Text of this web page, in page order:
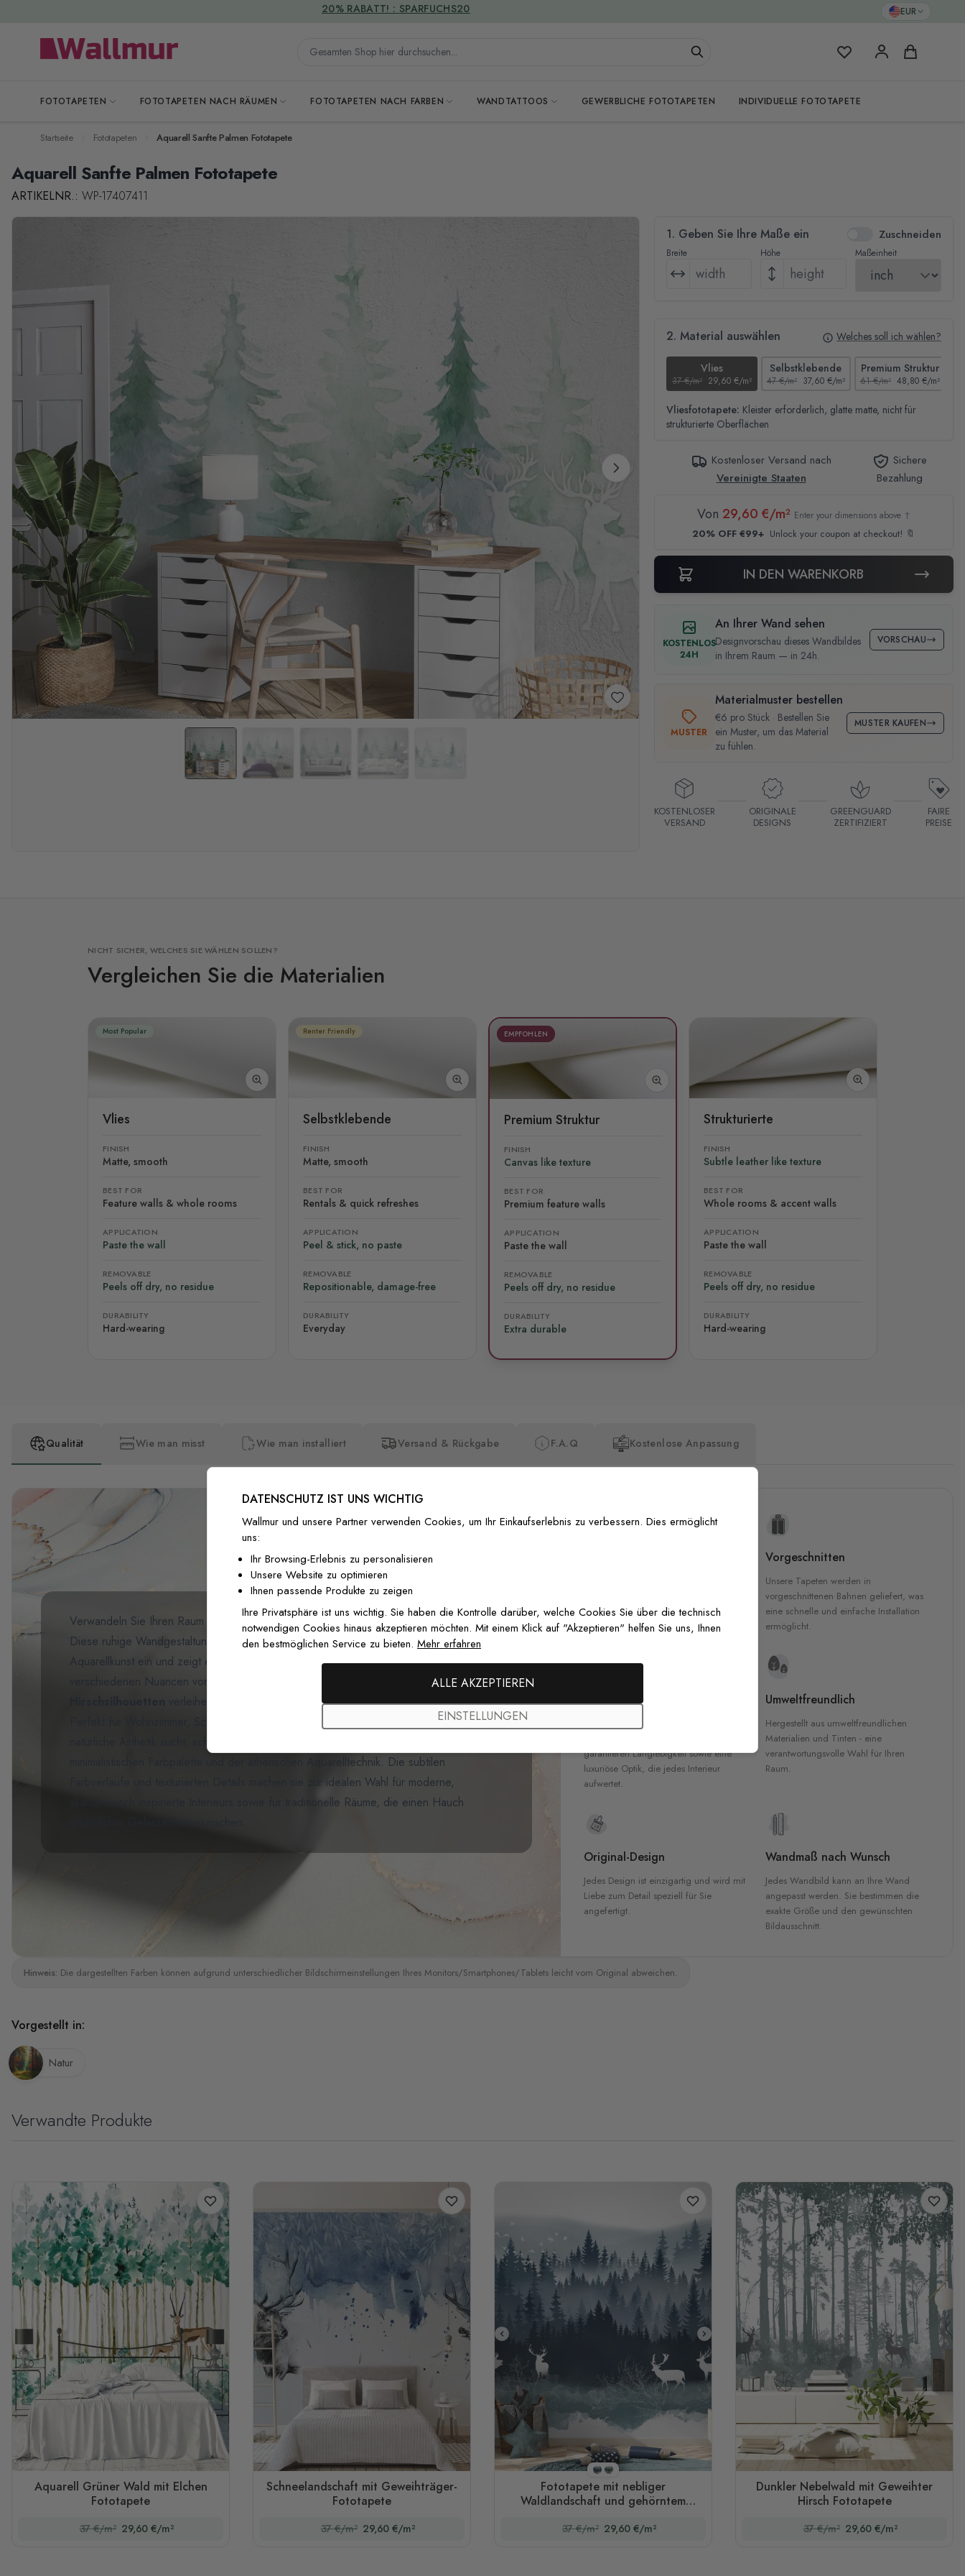
EUR
Gesamten Shop hier durchsuchen... Meine FavoritenWarenkorb
FOTOTAPETEN FOTOTAPETEN NACH RÄUMEN FOTOTAPETEN NACH FARBEN WANDTATTOOS GEWERBLICHE FOTOTAPETEN INDIVIDUELLE FOTOTAPETE
VERSANDKOSTENFREI
Startseite Fototapeten Aquarell Sanfte Palmen Fototapete
Aquarell Sanfte Palmen Fototapete
ARTIKELNR.: WP-17407411
1. Geben Sie Ihre Maße ein Zuschneiden
Breite Höhe Maßeinheit
2. Material auswählen Welches soll ich wählen?
Vlies
37 €/m² 29,60 €/m²
Selbstklebende
47 €/m² 37,60 €/m²
Premium Struktur
61 €/m² 48,80 €/m²
Vliesfototapete: Kleister erforderlich, glatte matte, nicht für
strukturierte Oberflächen
Kostenloser Versand nach
Vereinigte Staaten
Sichere
Bezahlung
Von 29,60 €/m² Enter your dimensions above ↑
20% OFF €99+ Unlock your coupon at checkout! 🔖
IN DEN WARENKORB
KOSTENLOS
24H
An Ihrer Wand sehen
Designvorschau dieses Wandbildes
in Ihrem Raum — in 24h.
VORSCHAU
MUSTER
Materialmuster bestellen
€6 pro Stück · Bestellen Sie
ein Muster, um das Material
zu fühlen.
MUSTER KAUFEN
KOSTENLOSER
VERSAND
ORIGINALE
DESIGNS
GREENGUARD
ZERTIFIZIERT
FAIRE
PREISE
NICHT SICHER, WELCHES SIE WÄHLEN SOLLEN?
Vergleichen Sie die Materialien
Most Popular
Vlies
FINISH
Matte, smooth
BEST FOR
Feature walls & whole rooms
APPLICATION
Paste the wall
REMOVABLE
Peels off dry, no residue
DURABILITY
Hard-wearing
Renter Friendly
Selbstklebende
FINISH
Matte, smooth
BEST FOR
Rentals & quick refreshes
APPLICATION
Peel & stick, no paste
REMOVABLE
Repositionable, damage-free
DURABILITY
Everyday
EMPFOHLEN
Premium Struktur
FINISH
Canvas like texture
BEST FOR
Premium feature walls
APPLICATION
Paste the wall
REMOVABLE
Peels off dry, no residue
DURABILITY
Extra durable
Strukturierte
FINISH
Subtle leather like texture
BEST FOR
Whole rooms & accent walls
APPLICATION
Paste the wall
REMOVABLE
Peels off dry, no residue
DURABILITY
Hard-wearing
Qualität Wie man misst Wie man installiert Versand & Rückgabe F.A.Q Kostenlose Anpassung
Verwandeln Sie Ihren Raum mit unserer Fototapete Aquarell-Winterkiefernwald.
Diese ruhige Wandgestaltung fängt die stille Magie eines Winterwaldes durch zarte
Aquarellkunst ein und zeigt eine verträumte Sammlung von immergrünen Kiefern in
verschiedenen Nuancen von sanftem Salbei- und Nebelgrün. Zwei anmutige weiße
verleihen der friedlichen Waldszene einen Hauch von Zauber.
Perfekt für Wohnzimmer, Schlafzimmer oder jeden Raum, der eine beruhigende,
minimalistischen Farbpalette und der ätherischen Aquarelltechnik. Die subtilen
Farbverläufe und texturierten Details machen sie zur idealen Wahl für moderne,
skandinavisch inspirierte Interieurs sowie für traditionelle Räume, die einen Hauch
zertifizierten Tinten für garantierte
Sicherheit in Innenräumen.
Vorgeschnitten
Unsere Tapeten werden in
vorgeschnittenen Bahnen geliefert, was
eine schnelle und einfache Installation
ermöglicht.
Hochwertige Materialien
garantieren Langlebigkeit sowie eine
luxuriöse Optik, die jedes Interieur
aufwertet.
Umweltfreundlich
Hergestellt aus umweltfreundlichen
Materialien und Tinten - eine
verantwortungsvolle Wahl für Ihren
Raum.
Original-Design
Jedes Design ist einzigartig und wird mit
Liebe zum Detail speziell für Sie
angefertigt.
Wandmaß nach Wunsch
Jedes Wandbild kann an Ihre Wand
angepasst werden. Sie bestimmen die
exakte Größe und den gewünschten
Bildausschnitt.
Hinweis: Die dargestellten Farben können aufgrund unterschiedlicher Bildschirmeinstellungen Ihres Monitors/Smartphones/Tablets leicht vom Original abweichen.
Vorgestellt in:
Natur
Verwandte Produkte
Aquarell Grüner Wald mit Elchen
Fototapete
37 €/m² 29,60 €/m²
Schneelandschaft mit Geweihträger-
Fototapete
37 €/m² 29,60 €/m²
Stil 1Stil 2
Fototapete mit nebliger
Waldlandschaft und gehörntem
37 €/m² 29,60 €/m²
Dunkler Nebelwald mit Geweihter
Hirsch Fototapete
37 €/m² 29,60 €/m²
DATENSCHUTZ IST UNS WICHTIG
Wallmur und unsere Partner verwenden Cookies, um Ihr Einkaufserlebnis zu verbessern. Dies ermöglicht
uns:
Ihr Browsing-Erlebnis zu personalisieren
Unsere Website zu optimieren
Ihnen passende Produkte zu zeigen
Ihre Privatsphäre ist uns wichtig. Sie haben die Kontrolle darüber, welche Cookies Sie über die technisch
notwendigen Cookies hinaus akzeptieren möchten. Mit einem Klick auf "Akzeptieren" helfen Sie uns, Ihnen
den bestmöglichen Service zu bieten. Mehr erfahren
ALLE AKZEPTIEREN
EINSTELLUNGEN